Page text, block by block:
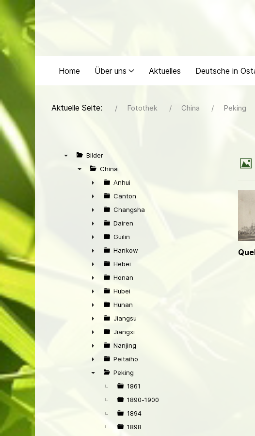
Home Über uns Aktuelles Deutsche in
Aktuelle Seite: Fotothek China Peking
Bilder
China
►
Anhui
►
Canton
►
Changsha
►
Dairen
►
Guilin
►
Hankow
►
Hebei
►
Honan
►
Hubei
►
Hunan
►
Jiangsu
►
Jiangxi
►
Nanjing
►
Peitaiho
Peking
1861
1890-1900
1894
1898